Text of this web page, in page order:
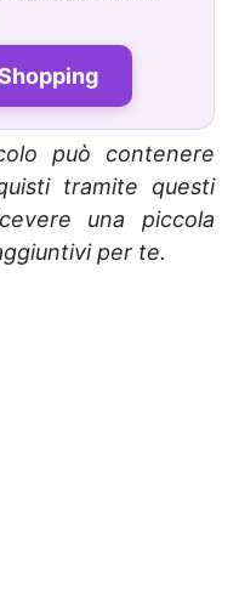
può contenere
tramite questi
una piccola
per te.